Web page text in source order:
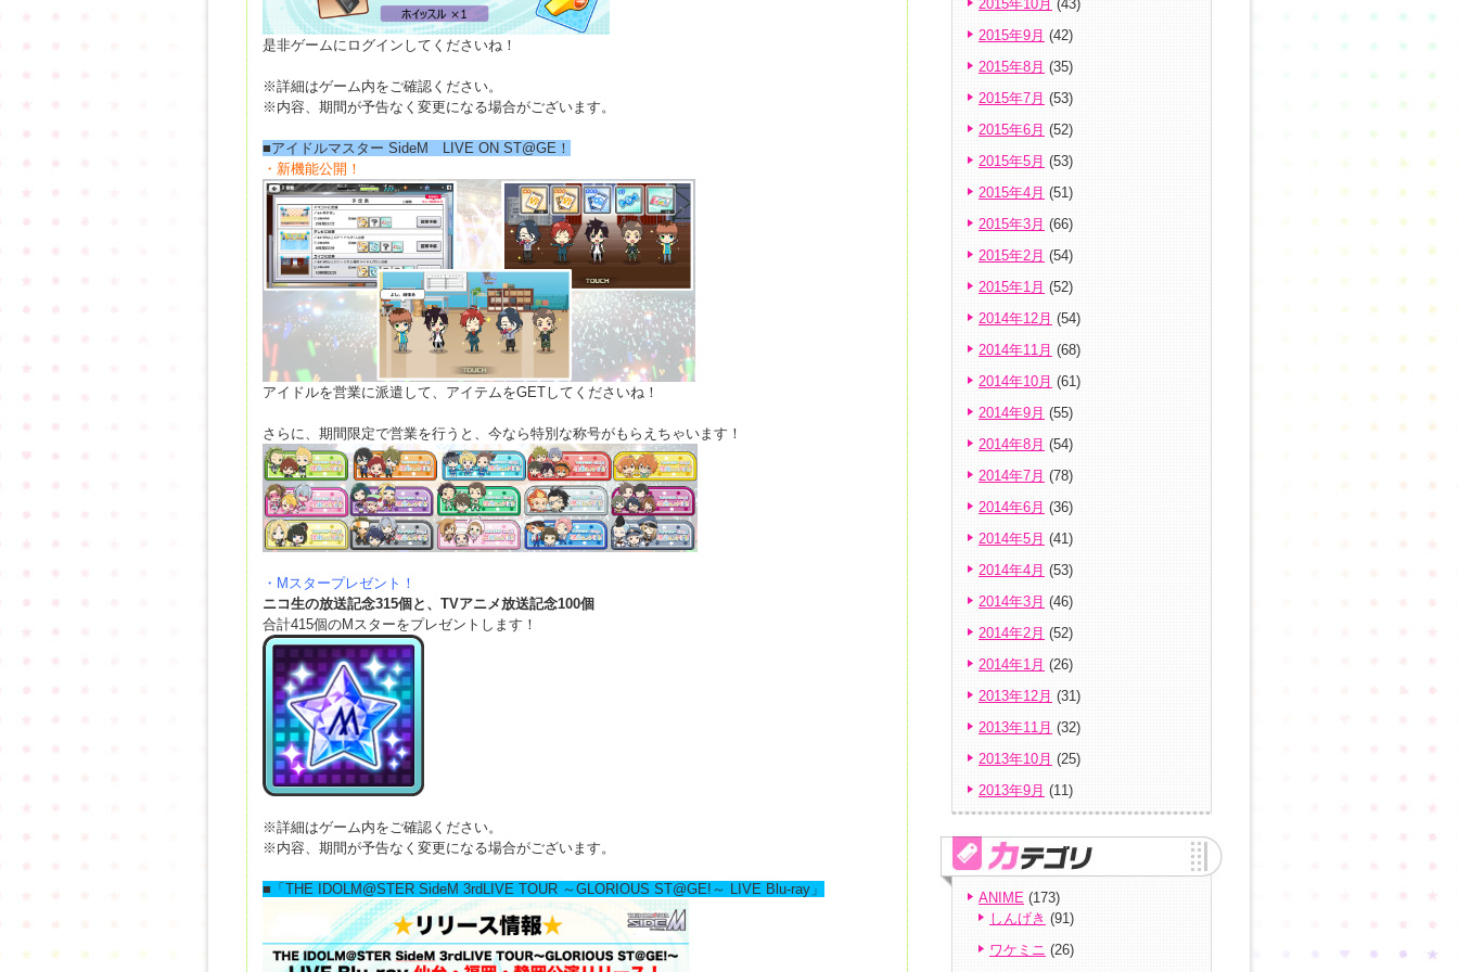
是非ゲームにログインしてくださいね！
※詳細はゲーム内をご確認ください。
※内容、期間が予告なく変更になる場合がございます。
■アイドルマスター SideM LIVE ON ST@GE！
・新機能公開！
アイドルを営業に派遣して、アイテムをGETしてくださいね！
さらに、期間限定で営業を行うと、今なら特別な称号がもらえちゃいます！
・Mスタープレゼント！
ニコ生の放送記念315個と、 TVアニメ放送記念100個
合計415個のMスターをプレゼントします！
※詳細はゲーム内をご確認ください。
※内容、期間が予告なく変更になる場合がございます。
■「THE IDOLM@STER SideM 3rdLIVE TOUR ～GLORIOUS ST@GE!～ LIVE Blu-ray」
2015年10月 (43)
2015年9月 (42)
2015年8月 (35)
2015年7月 (53)
2015年6月 (52)
2015年5月 (53)
2015年4月 (51)
2015年3月 (66)
2015年2月 (54)
2015年1月 (52)
2014年12月 (54)
2014年11月 (68)
2014年10月 (61)
2014年9月 (55)
2014年8月 (54)
2014年7月 (78)
2014年6月 (36)
2014年5月 (41)
2014年4月 (53)
2014年3月 (46)
2014年2月 (52)
2014年1月 (26)
2013年12月 (31)
2013年11月 (32)
2013年10月 (25)
2013年9月 (11)
ANIME (173)
しんげき (91)
ワケミニ (26)